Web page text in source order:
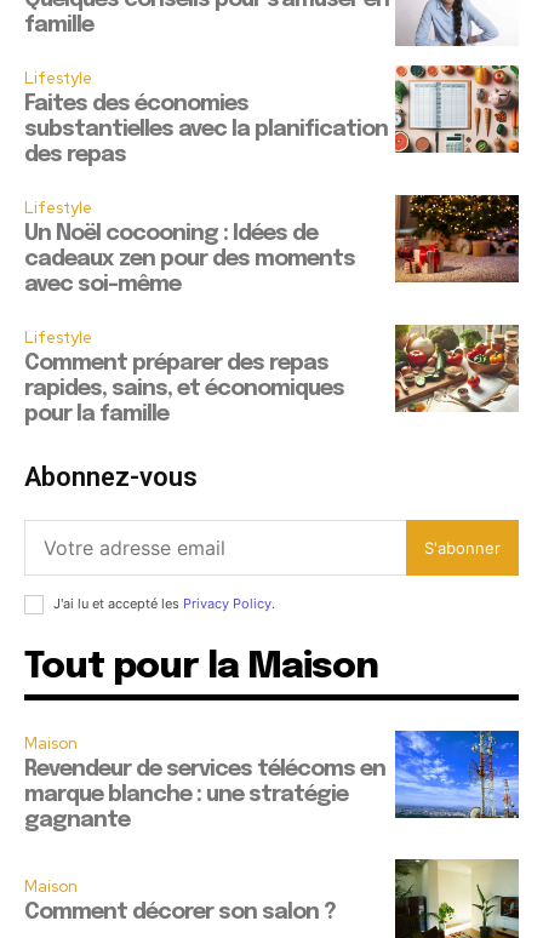
famille
Lifestyle
Faites des économies
substantielles avec la planification
des repas
Lifestyle
Un Noël cocooning : Idées de
cadeaux zen pour des moments
avec soi-même
Lifestyle
Comment préparer des repas
rapides, sains, et économiques
pour la famille
Abonnez-vous
S'abonner
J'ai lu et accepté les Privacy Policy.
Tout pour la Maison
Maison
Revendeur de services télécoms en
marque blanche : une stratégie
gagnante
Maison
Comment décorer son salon ?